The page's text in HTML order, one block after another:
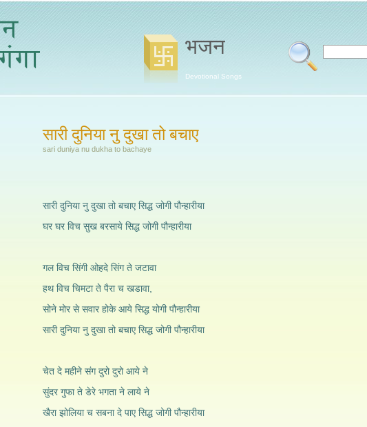
भजन
Devotional Songs
सारी दुनिया नु दुखा तो बचाए
sari duniya nu dukha to bachaye
सारी दुनिया नु दुखा तो बचाए सिद्ध जोगी पौन्हारीया
घर घर विच सुख बरसाये सिद्ध जोगी पौन्हारीया
गल विच सिंगी ओहदे सिंग ते जटावा
हथ विच चिमटा ते पैरा च खडावा,
सोने मोर से सवार होके आये सिद्ध योगी पौन्हारीया
सारी दुनिया नु दुखा तो बचाए सिद्ध जोगी पौन्हारीया
चेत दे महीने संग दुरो दुरो आये ने
सुंदर गुफा ते डेरे भगता ने लाये ने
खैरा झोलिया च सबना दे पाए सिद्ध जोगी पौन्हारीया